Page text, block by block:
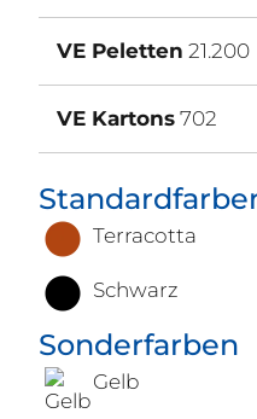
VE Peletten 21.200
VE Kartons 702
Terracotta
Schwarz
Sonderfarben
Gelb